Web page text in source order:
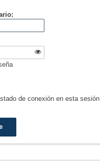
de conexión en esta sesión